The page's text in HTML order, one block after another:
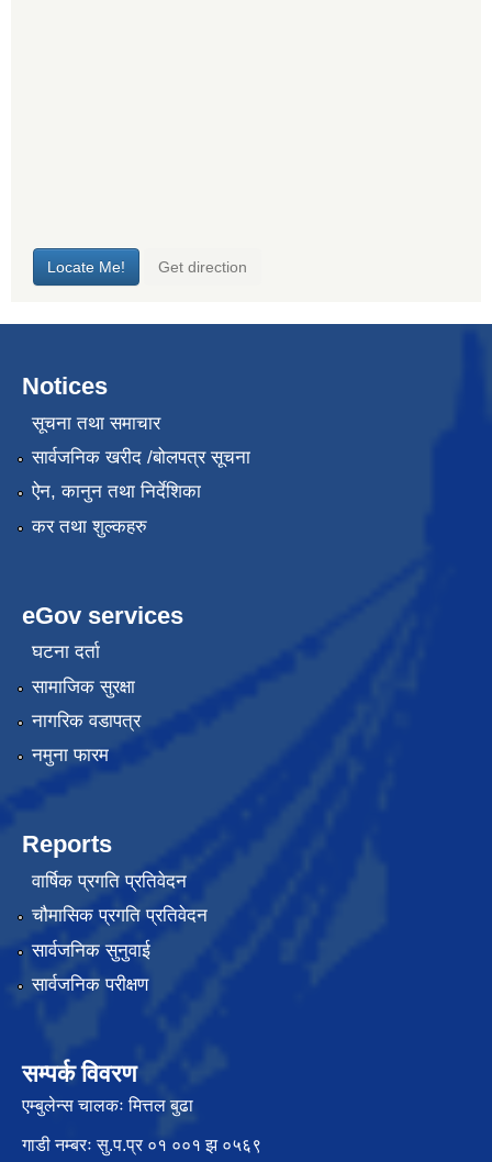
Notices
सूचना तथा समाचार
सार्वजनिक खरीद /बोलपत्र सूचना
ऐन, कानुन तथा निर्देशिका
कर तथा शुल्कहरु
eGov services
घटना दर्ता
सामाजिक सुरक्षा
नागरिक वडापत्र
नमुना फारम
Reports
वार्षिक प्रगति प्रतिवेदन
चौमासिक प्रगति प्रतिवेदन
सार्वजनिक सुनुवाई
सार्वजनिक परीक्षण
सम्पर्क विवरण
एम्बुलेन्स चालकः मित्तल बुढा
गाडी नम्बरः सु.प.प्र ०१ ००१ झ ०५६९